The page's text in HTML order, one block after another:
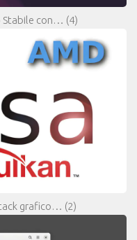
Stabile con… (4)
grafico… (2)